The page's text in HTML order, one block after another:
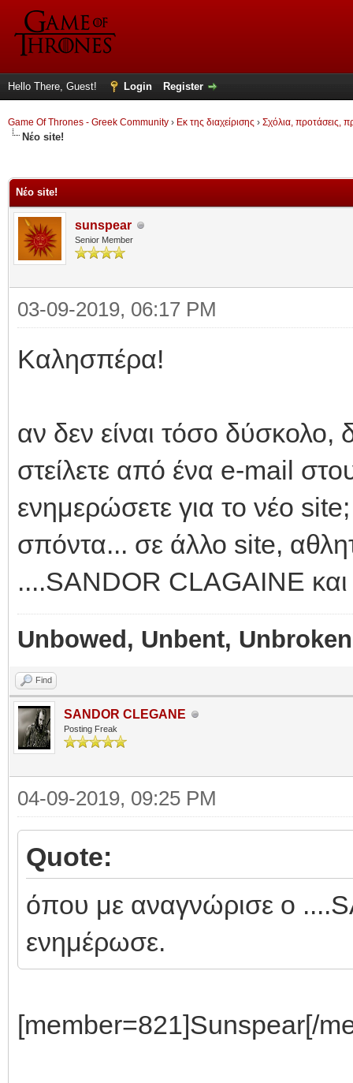
Hello There, Guest! Login Register
Game Of Thrones - Greek Community › Εκ της διαχείρισης › Σχόλια, προτάσεις,
Νέο site!
Νέο site!
sunspear
Senior Member
03-09-2019, 06:17 PM
Καλησπέρα!
αν δεν είναι τόσο
στείλετε από ένα e-mail
ενημερώσετε για το νέο
σπόντα... σε άλλο site,
....SANDOR CLAGAINE
Unbowed, Unbent, Unbroken
Find
SANDOR CLEGANE
Posting Freak
04-09-2019, 09:25 PM
Quote:
όπου με αναγνώρισε ο
ενημέρωσε.
[member=821]Sunspear[/